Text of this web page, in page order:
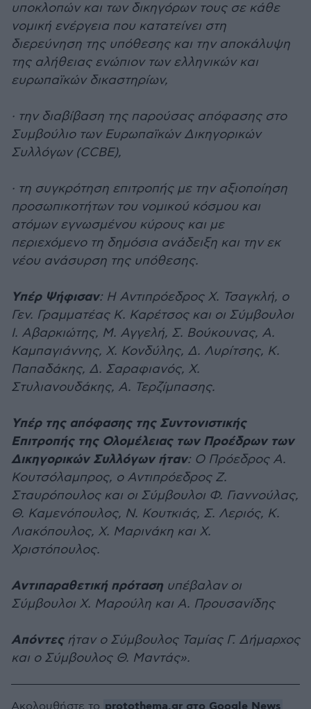
υποκλοπών και των δικηγόρων τους σε κάθε
νομική ενέργεια που κατατείνει στη
διερεύνηση της υπόθεσης και την αποκάλυψη
της αλήθειας ενώπιον των ελληνικών και
ευρωπαϊκών δικαστηρίων,
· την διαβίβαση της παρούσας απόφασης στο
Συμβούλιο των Ευρωπαϊκών Δικηγορικών
Συλλόγων (CCBE),
· τη συγκρότηση επιτροπής με την αξιοποίηση
προσωπικοτήτων του νομικού κόσμου και
ατόμων εγνωσμένου κύρους και με
περιεχόμενο τη δημόσια ανάδειξη και την εκ
νέου ανάσυρση της υπόθεσης.
Υπέρ Ψήφισαν: Η Αντιπρόεδρος Χ. Τσαγκλή, ο
Γεν. Γραμματέας Κ. Καρέτσος και οι Σύμβουλοι
Ι. Αβαρκιώτης, Μ. Αγγελή, Σ. Βούκουνας, Α.
Καμπαγιάννης, Χ. Κονδύλης, Δ. Λυρίτσης, Κ.
Παπαδάκης, Δ. Σαραφιανός, Χ.
Στυλιανουδάκης, Α. Τερζίμπασης.
Υπέρ της απόφασης της Συντονιστικής
Επιτροπής της Ολομέλειας των Προέδρων των
Δικηγορικών Συλλόγων ήταν: Ο Πρόεδρος Α.
Κουτσόλαμπρος, ο Αντιπρόεδρος Ζ.
Σταυρόπουλος και οι Σύμβουλοι Φ. Γιαννούλας,
Θ. Καμενόπουλος, Ν. Κουτκιάς, Σ. Λεριός, Κ.
Λιακόπουλος, Χ. Μαρινάκη και Χ.
Χριστόπουλος.
Αντιπαραθετική πρόταση υπέβαλαν οι
Σύμβουλοι Χ. Μαρούλη και Α. Προυσανίδης
Απόντεςήταν ο Σύμβουλος Ταμίας Γ. Δήμαρχος
και ο Σύμβουλος Θ. Μαντάς».